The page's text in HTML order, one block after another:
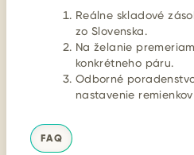
Reálne skladové
zo Slovenska.
Na želanie
konkrétneho páru.
Odborné
nastavenie
FAQ